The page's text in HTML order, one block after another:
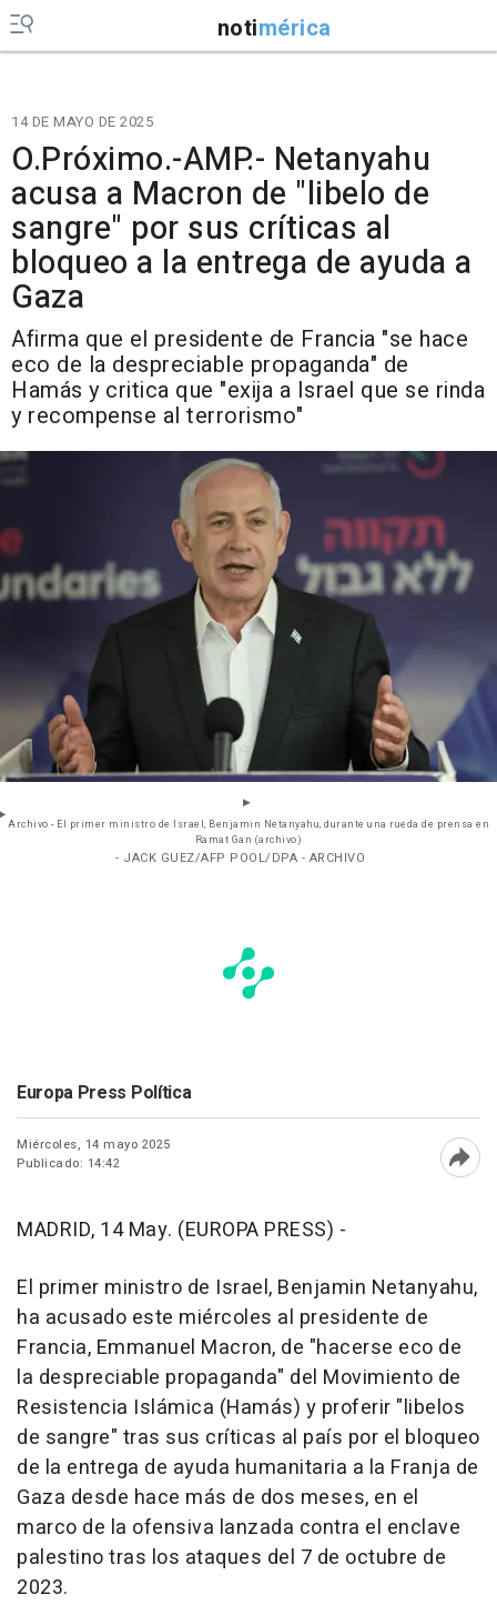
notimérica
14 DE MAYO DE 2025
O.Próximo.-AMP.- Netanyahu
acusa a Macron de "libelo de
sangre" por sus críticas al
bloqueo a la entrega de ayuda a
Gaza
Afirma que el presidente de Francia "se hace
eco de la despreciable propaganda" de
Hamás y critica que "exija a Israel que se rinda
y recompense al terrorismo"
Archivo - El primer ministro de Israel, Benjamin Netanyahu, durante una rueda de prensa en
Ramat Gan (archivo)
- JACK GUEZ/AFP POOL/DPA - ARCHIVO
Europa Press Política
Miércoles, 14 mayo 2025
Publicado: 14:42
MADRID, 14 May. (EUROPA PRESS) -
El primer ministro de Israel, Benjamin Netanyahu,
ha acusado este miércoles al presidente de
Francia, Emmanuel Macron, de "hacerse eco de
la despreciable propaganda" del Movimiento de
Resistencia Islámica (Hamás) y proferir "libelos
de sangre" tras sus críticas al país por el bloqueo
de la entrega de ayuda humanitaria a la Franja de
Gaza desde hace más de dos meses, en el
marco de la ofensiva lanzada contra el enclave
palestino tras los ataques del 7 de octubre de
2023.